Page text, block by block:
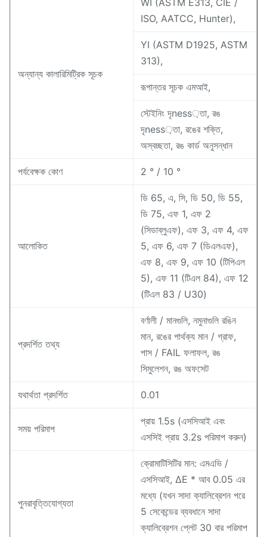
অন্যান্য কালারিমিট্রিক সূচক
WI (ASTM E313, CIE /
ISO, AATCC, Hunter),
YI (ASTM D1925, ASTM
313),
রূপান্তর সূচক এমআই,
স্টেইনিং দৃness়তা, রঙ
দৃness়তা, রঙের শক্তি,
অস্বচ্ছতা, রঙ কার্ড অনুসন্ধান
পর্যবেক্ষক কোণ 2 ° / 10 °
আলোকিত
ডি 65, এ, সি, ডি 50, ডি 55,
ডি 75, এফ 1, এফ 2
(সিডাব্লুএফ), এফ 3, এফ 4, এফ
5, এফ 6, এফ 7 (ডিএলএফ),
এফ 8, এফ 9, এফ 10 (টিপিএল
5), এফ 11 (টিএল 84), এফ 12
(টিএল 83 / U30)
প্রদর্শিত তথ্য
বর্ণালী / মানগুলি, নমুনাগুলি রঙিন
মান, রঙের পার্থক্য মান / গ্রাফ,
পাস / FAIL ফলাফল, রঙ
সিমুলেশন, রঙ অফসেট
যথার্থতা প্রদর্শিত 0.01
সময় পরিমাপ
প্রায় 1.5s (এসসিআই এবং
এসসিই প্রায় 3.2s পরিমাপ করুন)
পুনরাবৃত্তিযোগ্যতা
ক্রোমাটিসিটির মান: এমএভি /
এসসিআই, ΔE * আব 0.05 এর
মধ্যে (যখন সাদা ক্যালিব্রেশন পরে
5 সেকেন্ডের ব্যবধানে সাদা
ক্যালিব্রেশন প্লেট 30 বার পরিমাপ